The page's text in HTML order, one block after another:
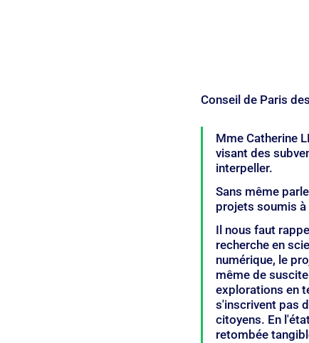
Conseil de Paris
Mme Catherine
visant des
interpeller.
Sans même
projets soumis
Il nous faut
recherche en
numérique, le
même de
explorations en
s'inscrivent pas
citoyens. En
retombée